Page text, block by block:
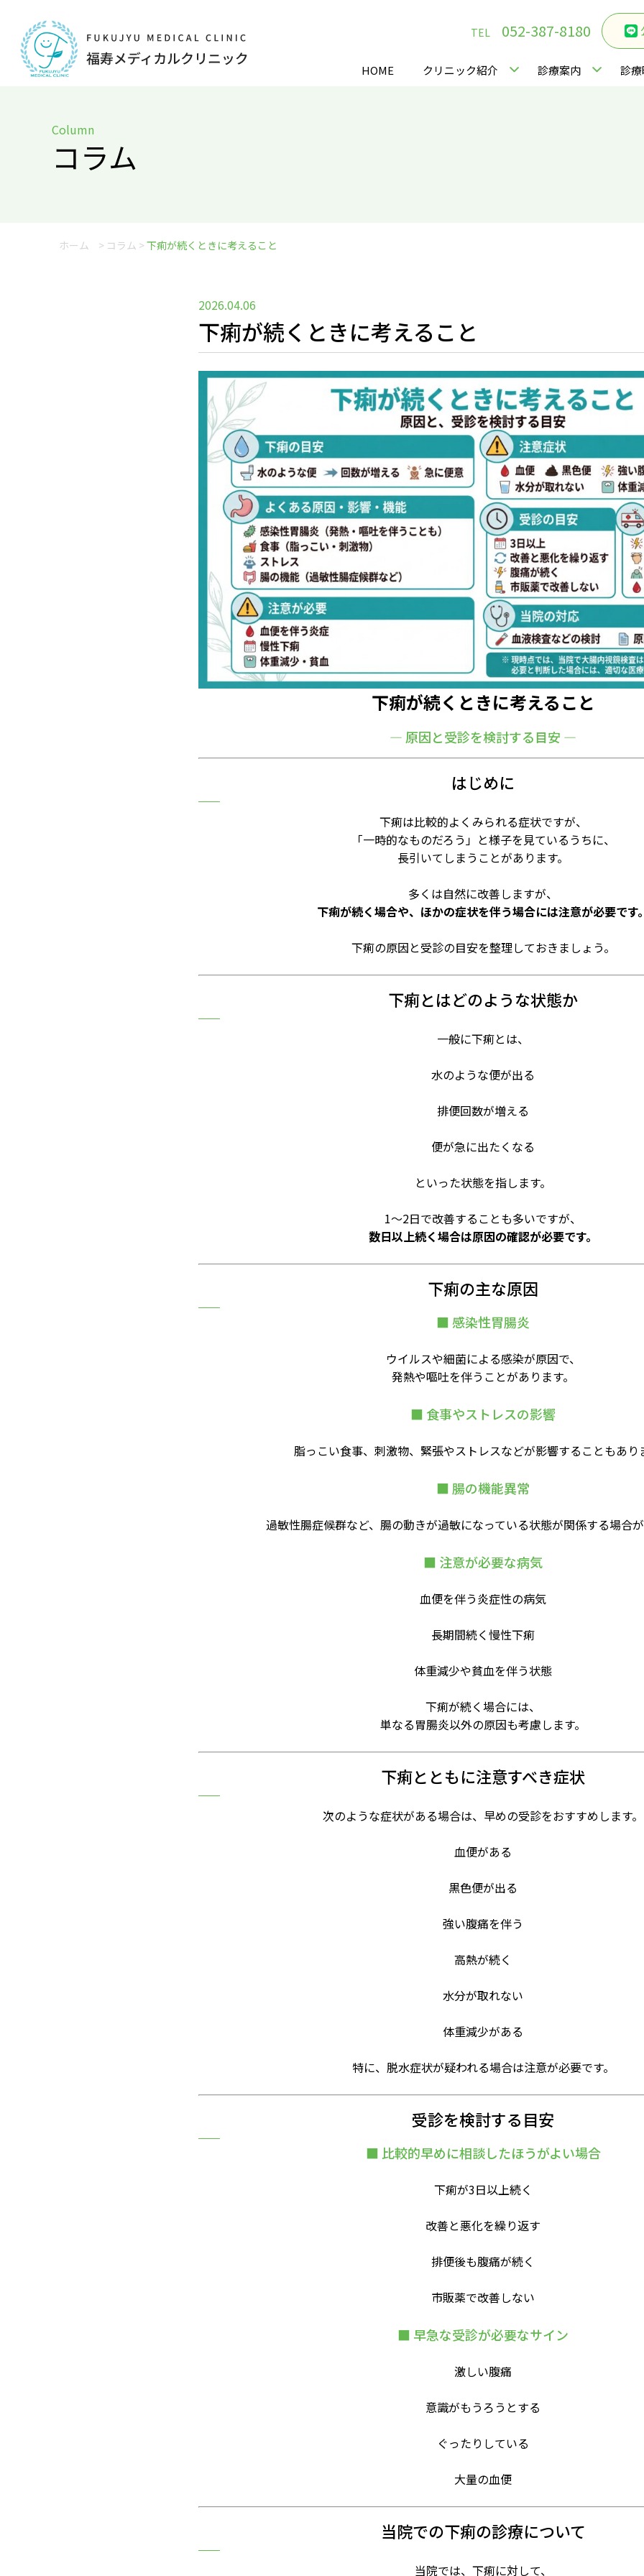
TEL 052-387-8180
HOME クリニック紹介 診療案内 診
Column
コラム
ホーム > コラム > 下痢が続くときに考えること
2026.04.06
下痢が続くときに考えること
下痢が続くときに考えること
― 原因と受診を検討する目安 ―
はじめに
下痢は比較的よくみられる症状ですが、
「一時的なものだろう」と様子を見ているうちに、
長引いてしまうことがあります。
多くは自然に改善しますが、
下痢が続く場合や、ほかの症状を伴う場合には注意が必要です
下痢の原因と受診の目安を整理しておきましょう。
下痢とはどのような状態か
一般に下痢とは、
水のような便が出る
排便回数が増える
便が急に出たくなる
といった状態を指します。
1〜2日で改善することも多いですが、
数日以上続く場合は原因の確認が必要です。
下痢の主な原因
■ 感染性胃腸炎
ウイルスや細菌による感染が原因で、
発熱や嘔吐を伴うことがあります。
■ 食事やストレスの影響
脂っこい食事、刺激物、緊張やストレスなどが影響することもあり
■ 腸の機能異常
過敏性腸症候群など、腸の動きが過敏になっている状態が関係する場合
■ 注意が必要な病気
血便を伴う炎症性の病気
長期間続く慢性下痢
体重減少や貧血を伴う状態
下痢が続く場合には、
単なる胃腸炎以外の原因も考慮します。
下痢とともに注意すべき症状
次のような症状がある場合は、早めの受診をおすすめします。
血便がある
黒色便が出る
強い腹痛を伴う
高熱が続く
水分が取れない
体重減少がある
特に、脱水症状が疑われる場合は注意が必要です。
受診を検討する目安
■ 比較的早めに相談したほうがよい場合
下痢が3日以上続く
改善と悪化を繰り返す
排便後も腹痛が続く
市販薬で改善しない
■ 早急な受診が必要なサイン
激しい腹痛
意識がもうろうとする
ぐったりしている
大量の血便
当院での下痢の診療について
当院では、下痢に対して、